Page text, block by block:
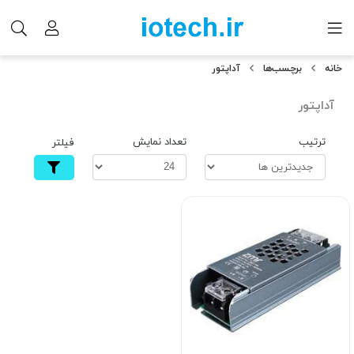
خانه برچسب‌ها آداپتور
آداپتور
ترتیب تعداد نمایش فیلتر